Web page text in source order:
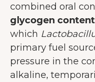
combined oral
glycogen
which
primary fuel
pressure in the
alkaline,